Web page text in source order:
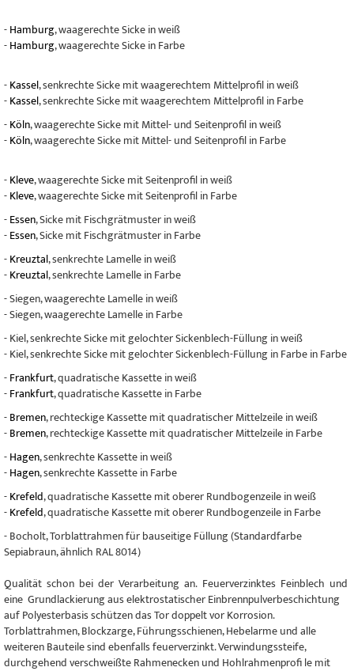
-Hamburg, waagerechte Sicke in weiß
-Hamburg, waagerechte Sicke in Farbe
-Kassel, senkrechte Sicke mit waagerechtem Mittelprofil in weiß
-Kassel, senkrechte Sicke mit waagerechtem Mittelprofil in Farbe
-Köln, waagerechte Sicke mit Mittel- und Seitenprofil in weiß
-Köln, waagerechte Sicke mit Mittel- und Seitenprofil in Farbe
-Kleve, waagerechte Sicke mit Seitenprofil in weiß
-Kleve, waagerechte Sicke mit Seitenprofil in Farbe
-Essen, Sicke mit Fischgrätmuster in weiß
-Essen, Sicke mit Fischgrätmuster in Farbe
-Kreuztal, senkrechte Lamelle in weiß
-Kreuztal, senkrechte Lamelle in Farbe
- Siegen, waagerechte Lamelle in weiß
- Siegen, waagerechte Lamelle in Farbe
- Kiel, senkrechte Sicke mit gelochter Sickenblech-Füllung in weiß
- Kiel, senkrechte Sicke mit gelochter Sickenblech-Füllung in Farbe in Farbe
-Frankfurt, quadratische Kassette in weiß
-Frankfurt, quadratische Kassette in Farbe
-Bremen, rechteckige Kassette mit quadratischer Mittelzeile in weiß
-Bremen, rechteckige Kassette mit quadratischer Mittelzeile in Farbe
-Hagen, senkrechte Kassette in weiß
-Hagen, senkrechte Kassette in Farbe
-Krefeld, quadratische Kassette mit oberer Rundbogenzeile in weiß
-Krefeld, quadratische Kassette mit oberer Rundbogenzeile in Farbe
- Bocholt, Torblattrahmen für bauseitige Füllung (Standardfarbe
Sepiabraun, ähnlich RAL 8014)
Qualität schon bei der Verarbeitung an. Feuerverzinktes Feinblech und
eine Grundlackierung aus elektrostatischer Einbrennpulverbeschichtung
auf Polyesterbasis schützen das Tor doppelt vor Korrosion.
Torblattrahmen, Blockzarge, Führungsschienen, Hebelarme und alle
weiteren Bauteile sind ebenfalls feuerverzinkt. Verwindungssteife,
durchgehend verschweißte Rahmenecken und Hohlrahmenprofi le mit